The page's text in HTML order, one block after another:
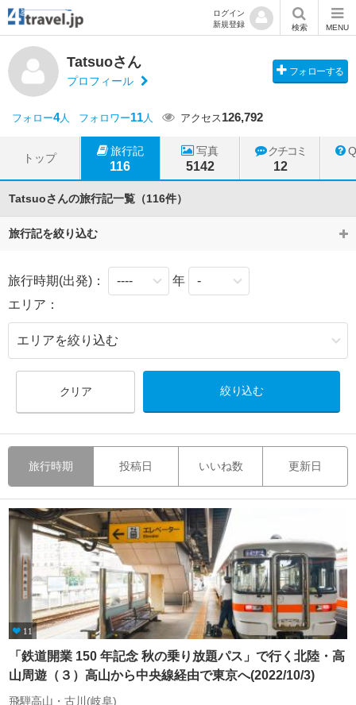
ログイン
新規登録
検索 MENU
Tatsuoさん
プロフィール
フォローする
フォロー4人 フォロワー11人 アクセス126,792
トップ
旅行記
116
写真
5142
クチコミ
12
Tatsuoさんの旅行記一覧（116件）
旅行記を絞り込む
旅行時期(出発)：
年
エリア：
クリア
旅行時期 投稿日 いいね数 更新日
11
「鉄道開業 150 年記念 秋の乗り放題パス」で行く北陸・高
山周遊（３）高山から中央線経由で東京へ(2022/10/3)
飛騨高山・古川(岐阜)